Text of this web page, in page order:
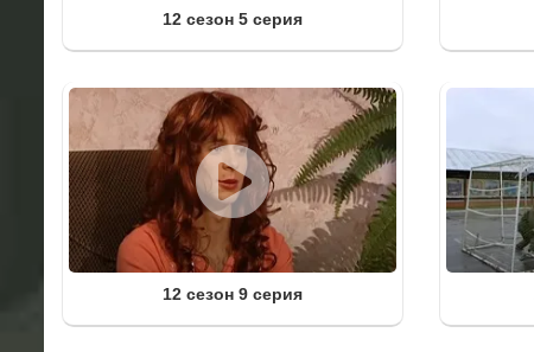
12 сезон 5 серия
12 сезон 9 серия